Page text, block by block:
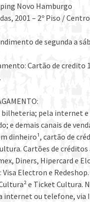
Novo Hamburgo
2001 – 2º Piso /
de segunda a
Cartão de credito
bilheteria; pela internet
e demais canais de
dinheiro¹, cartão de
Cartões de créditos
Diners, Hipercard e
Electron e
e Ticket Cultura.
internet ou telefone, via